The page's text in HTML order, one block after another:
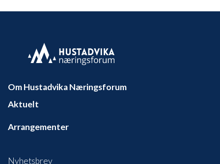
Om Hustadvika Næringsforum
Aktuelt
Arrangementer
Nyhetsbrev